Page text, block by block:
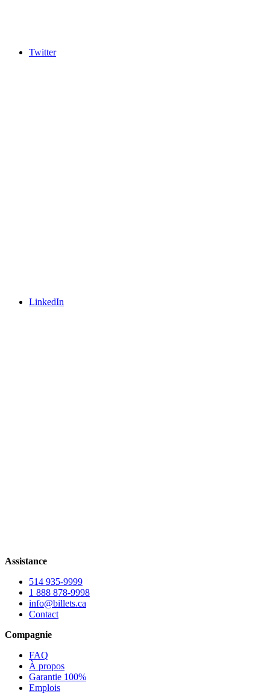
Twitter
LinkedIn
Assistance
514 935-9999
1 888 878-9998
info@billets.ca
Contact
Compagnie
FAQ
À propos
Garantie 100%
Emplois